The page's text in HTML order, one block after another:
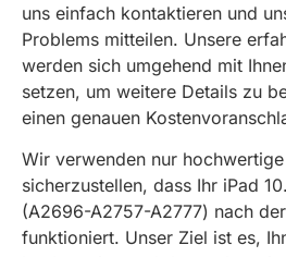
uns einfach kontaktieren und
Problems mitteilen. Unsere
werden sich umgehend mit
setzen, um weitere Details zu
einen genauen
Wir verwenden nur
sicherzustellen, dass Ihr iPad
(A2696-A2757-A2777) nach
funktioniert. Unser Ziel ist es,